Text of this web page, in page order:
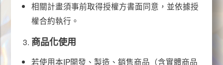
相關計畫須事前取得授權方書面同意，並依據授
權合約執行。
商品化使用
若使用本IP開發、製造、銷售商品（含實體商品